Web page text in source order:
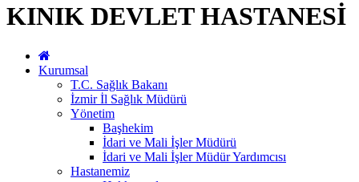
KINIK DEVLET HASTANESİ
Kurumsal
T.C. Sağlık Bakanı
İzmir İl Sağlık Müdürü
Yönetim
Başhekim
İdari ve Mali İşler Müdürü
İdari ve Mali İşler Müdür Yardımcısı
Hastanemiz